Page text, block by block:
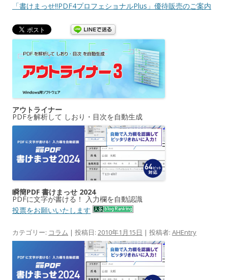
「書けまっせ!!PDF4プロフェショナルPlus」優待販売のご案内
アウトライナー
PDFを解析して しおり・目次を自動生成
瞬簡PDF 書けまっせ 2024
PDFに文字が書ける！ 入力欄を自動認識
投票をお願いいたします
カテゴリー: コラム | 投稿日: 2010年1月15日 | 投稿者: AHEntry